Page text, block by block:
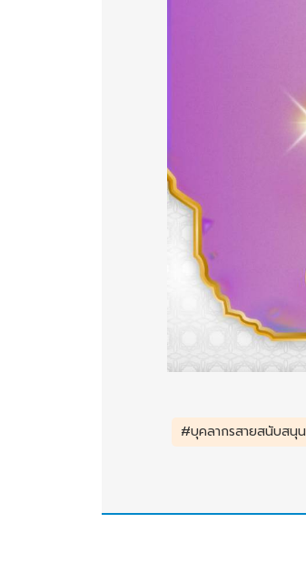
#บุคลากรสายสนับสนุน